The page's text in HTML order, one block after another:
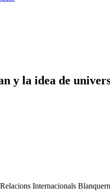
y la idea de
Internacionals